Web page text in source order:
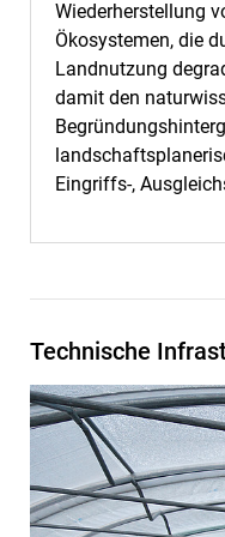
Wiederherstellung
Ökosystemen, die
Landnutzung
damit den
Eingriffs-,
Tech­ni­sche